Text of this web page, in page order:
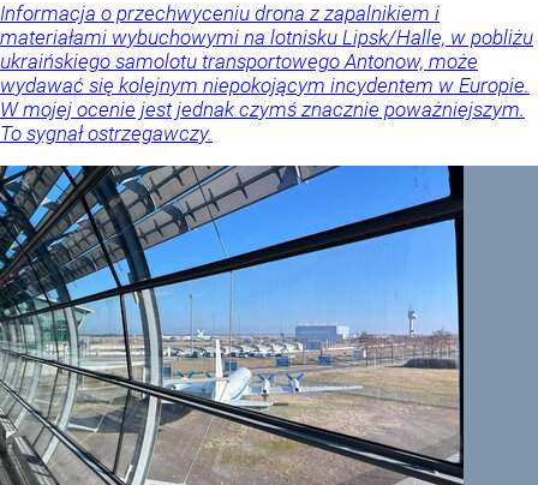
Informacja o przechwyceniu drona z zapalnikiem i
materiałami wybuchowymi na lotnisku Lipsk/Halle, w pobliżu
ukraińskiego samolotu transportowego Antonow, może
wydawać się kolejnym niepokojącym incydentem w Europie.
W mojej ocenie jest jednak czymś znacznie poważniejszym.
To sygnał ostrzegawczy.